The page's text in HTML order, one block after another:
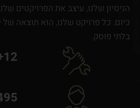
הניסיון שלנו, עיצב את הפרויקטים
כיום. כל פרויקט שלנו, הוא תוצאה של
בלתי פוסק.
12